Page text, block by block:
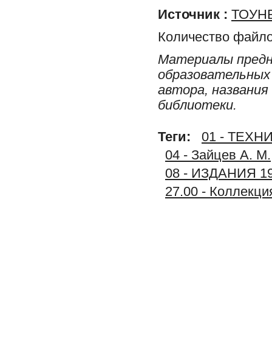
Источник :
Количество
Материалы
автора,
библиотеки.
Теги:
01 -
04 - Зайцев А.
08 - ИЗДАНИЯ
27.00 -